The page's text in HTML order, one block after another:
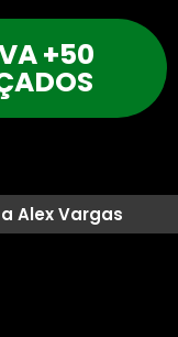
+50
Alex Vargas